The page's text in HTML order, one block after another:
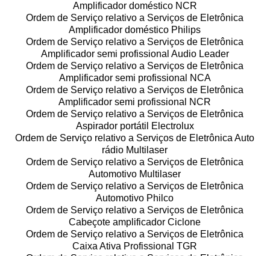
Amplificador doméstico NCR
Ordem de Serviço relativo a Serviços de Eletrônica
Amplificador doméstico Philips
Ordem de Serviço relativo a Serviços de Eletrônica
Amplificador semi profissional Audio Leader
Ordem de Serviço relativo a Serviços de Eletrônica
Amplificador semi profissional NCA
Ordem de Serviço relativo a Serviços de Eletrônica
Amplificador semi profissional NCR
Ordem de Serviço relativo a Serviços de Eletrônica
Aspirador portátil Electrolux
Ordem de Serviço relativo a Serviços de Eletrônica Auto
rádio Multilaser
Ordem de Serviço relativo a Serviços de Eletrônica
Automotivo Multilaser
Ordem de Serviço relativo a Serviços de Eletrônica
Automotivo Philco
Ordem de Serviço relativo a Serviços de Eletrônica
Cabeçote amplificador Ciclone
Ordem de Serviço relativo a Serviços de Eletrônica
Caixa Ativa Profissional TGR